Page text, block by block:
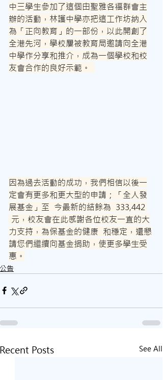
中三學生參加了這個由聖雅各福群會主
辦的活動，林護中學亦把這工作坊纳入
為「正向教育」的一部份，以此開創了
全港先河，學校屢被教育局邀請向全港
中學作分享和推介，成為一個學校和校
友會合作的良好示範。
因為過去活動的成功，我們相信以後一
定會有更多和更大型的申請；「全人發
展基金」至  今最新的結餘為  333,442
元，校友會在此感謝各位校友一直的大
力支持，為保基金的健康  和穩定，還懇
請您們繼續向基金捐助，使更多學生受
惠。
公告
Recent Posts See All